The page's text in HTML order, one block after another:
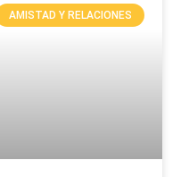
AMISTAD Y RELACIONES